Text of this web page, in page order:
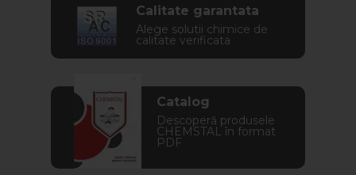
Calitate garantata
Alege solutii chimice de
calitate verificata
Catalog
Descoperă produsele
CHEMSTAL în format
PDF